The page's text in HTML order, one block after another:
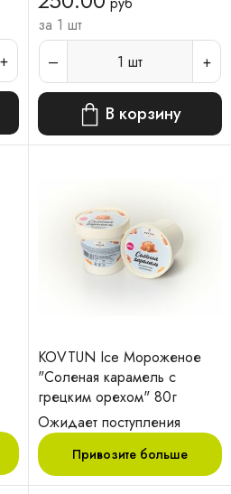
за 1 шт
1 шт
В корзину
KOVTUN Ice Мороженое
"Соленая карамель с
грецким орехом" 80г
Ожидает поступления
Привозите больше